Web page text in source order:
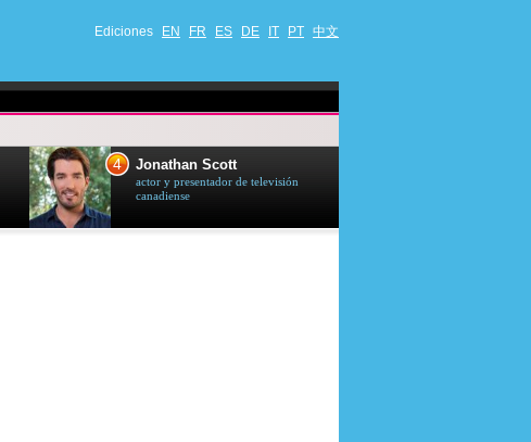
Ediciones EN FR ES DE IT PT 中文
4 Jonathan Scott
actor y presentador de televisión
canadiense